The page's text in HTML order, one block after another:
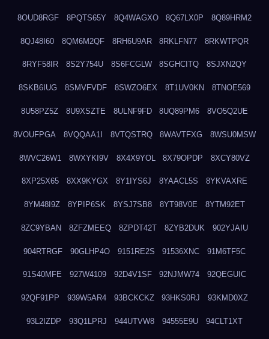
8OUD8RGF 8PQTS65Y 8Q4WAGXO 8Q67LX0P 8Q89HRM2
8QJ48I60 8QM6M2QF 8RH6U9AR 8RKLFN77 8RKWTPQR
8RYF58IR 8S2Y754U 8S6FCGLW 8SGHCITQ 8SJXN2QY
8SKB6IUG 8SMVFVDF 8SWZO6EX 8T1UV0KN 8TNOE569
8U58PZ5Z 8U9XSZTE 8ULNF9FD 8UQ89PM6 8VO5Q2UE
8VOUFPGA 8VQQAA1I 8VTQSTRQ 8WAVTFXG 8WSU0MSW
8WVC26W1 8WXYKI9V 8X4X9YOL 8X79OPDP 8XCY80VZ
8XP25X65 8XX9KYGX 8Y1IYS6J 8YAACL5S 8YKVAXRE
8YM48I9Z 8YPIP6SK 8YSJ7SB8 8YT98V0E 8YTM92ET
8ZC9YBAN 8ZFZMEEQ 8ZPDT42T 8ZYB2DUK 902YJAIU
904RTRGF 90GLHP4O 9151RE2S 91536XNC 91M6TF5C
91S40MFE 927W4109 92D4V1SF 92NJMW74 92QEGUIC
92QF91PP 939W5AR4 93BCKCKZ 93HKS0RJ 93KMD0XZ
93L2IZDP 93Q1LPRJ 944UTVW8 94555E9U 94CLT1XT